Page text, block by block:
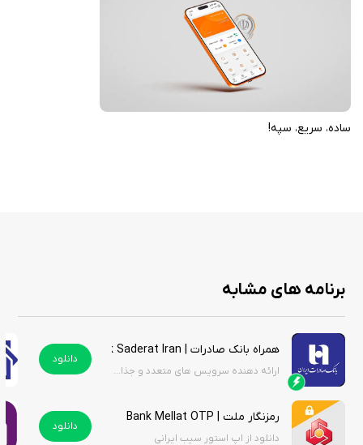
ساده، سریع، سپه!
برنامه های مشابه
همراه بانک صادرات | mobile bank Saderat Iran
ارائه دهنده سرویس های متعدد و جذاب مبتنی بر سرویس های حسابی، کارتی و تسهیلات و چک
دانلود
رمزنگار ملت | Bank Mellat OTP
دانلود از اپ استور سیب ایرانی
دانلود